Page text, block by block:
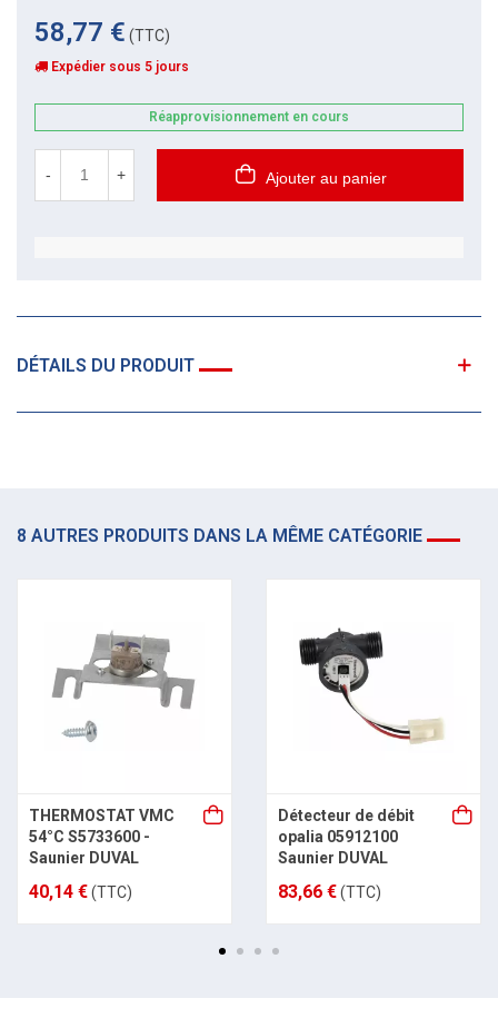
58,77 € (TTC)
Expédier sous 5 jours
Réapprovisionnement en cours
- + Ajouter au panier
DÉTAILS DU PRODUIT
8 AUTRES PRODUITS DANS LA MÊME CATÉGORIE
THERMOSTAT VMC
54°C S5733600 -
Saunier DUVAL
40,14 €(TTC)
Détecteur de débit
opalia 05912100
Saunier DUVAL
83,66 €(TTC)